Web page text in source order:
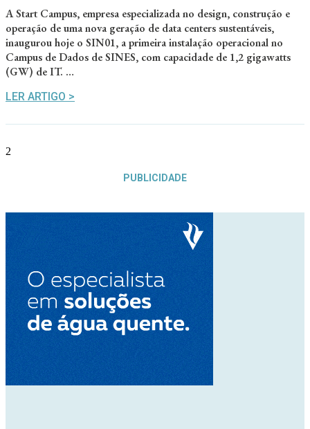
A Start Campus, empresa especializada no design, construção e
operação de uma nova geração de data centers sustentáveis,
inaugurou hoje o SIN01, a primeira instalação operacional no
Campus de Dados de SINES, com capacidade de 1,2 gigawatts
(GW) de IT. …
LER ARTIGO >
PUBLICIDADE